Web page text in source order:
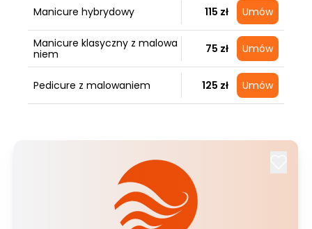
Manicure hybrydowy 115 zł Umów
Manicure klasyczny z malowa
niem
75 zł Umów
Pedicure z malowaniem 125 zł Umów